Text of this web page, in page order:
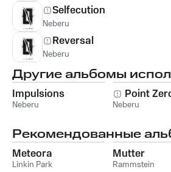
Selfecution
Neberu
Reversal
Neberu
Другие альбомы
Impulsions
Neberu
Point
Neberu
Рекомендованные
Meteora
Linkin Park
Mutter
Rammstein